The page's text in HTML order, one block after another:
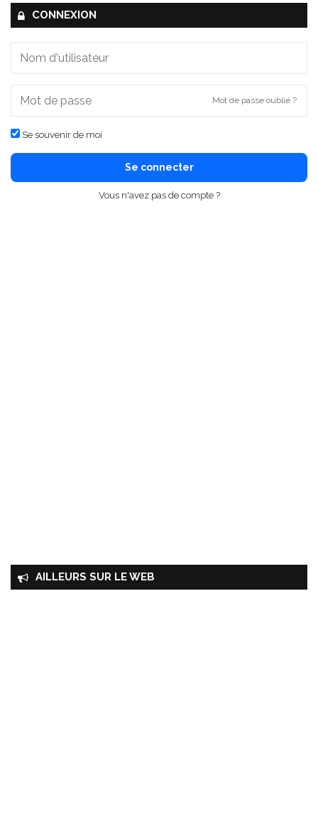
CONNEXION
Mot de passe oublié ?
Se souvenir de moi
Se connecter
Vous n'avez pas de compte ?
AILLEURS SUR LE WEB